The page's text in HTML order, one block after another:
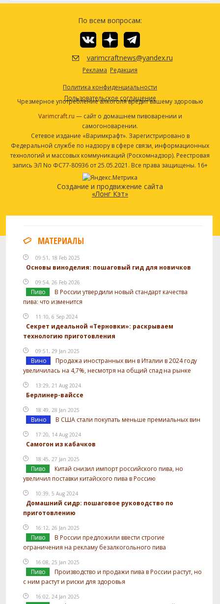
По всем вопросам:
varimcraftnews@yandex.ru
Реклама Редакция
Политика конфиденциальности
Пользовательское соглашение
Чрезмерное употребление алкоголя вредит вашему здоровью
Varimcraft.ru — сайт о домашнем пивоварении и
самогоноварении.
Сетевое издание «Варимкрафт». Зарегистрировано в
Федеральной службе по надзору в сфере связи, информационных
технологий и массовых коммуникаций (Роскомнадзор). Реестровая
запись ЭЛ No ФС77-80936 от 25.05.2021. Все права защищены. 16+
Создание и продвижение сайта
«Лонг Кэт»
МАТЕРИАЛЫ
09:51, 18 Feb 2025
Основы виноделия: пошаговый гид для новичков
09:54, 26 Feb 2026
Пиво
В России утвердили новый стандарт качества
пива: что изменится
11:10, 6 Sep 2024
Секрет идеальной «Терновки»: раскрываем
технологию приготовления
09:51, 29 Jan 2025
Вино
Продажа иностранных вин в Италии в 2024 году
увеличилась на 4,7%, несмотря на общий спад на рынке
13:29, 21 Aug 2024
Берлинер-вайссе
18:49, 28 Jan 2025
Вино В США стали покупать меньше премиальных вин
17:20, 14 Aug 2024
Самогон из кабачков
18:45, 27 Jan 2025
Пиво
Китай снизил импорт российского пива, но
увеличил поставки китайского пива в Россию
10:39, 5 Aug 2024
Домашний сидр: пошаговое руководство по
приготовлению
16:12, 26 Jan 2025
Пиво
В России предложили ввести строгие
ограничения на рекламу безалкогольного пива
16:08, 25 Jan 2025
Пиво
Производство и продажи пива в России растут, но
с ним растут и риски для здоровья
16:02, 24 Jan 2025